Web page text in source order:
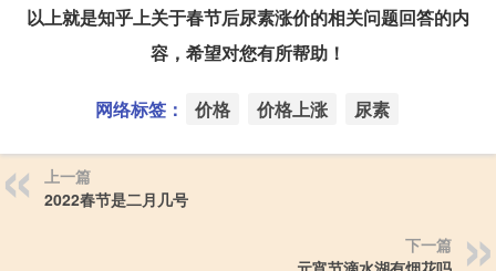
以上就是知乎上关于春节后尿素涨价的相关问题回答的内
容，希望对您有所帮助！
网络标签： 价格 价格上涨 尿素
上一篇
2022春节是二月几号
下一篇